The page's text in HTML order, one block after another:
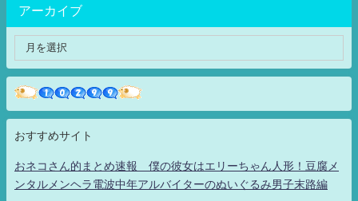
アーカイブ
おすすめサイト
おネコさん的まとめ速報 僕の彼女はエリーちゃん人形！豆腐メ
ンタルメンヘラ電波中年アルバイターのぬいぐるみ男子末路編